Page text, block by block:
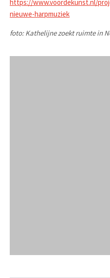
https://www.voordekunst.nl/
nieuwe-harpmuziek
foto: Kathelijne zoekt ruimte in